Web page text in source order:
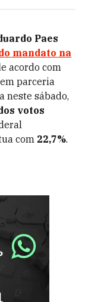
Paes
mandato na
acordo com
parceria
neste sábado,
votos
com 22,7%.